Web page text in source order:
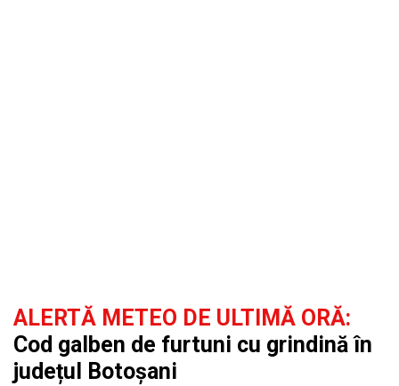
ALERTĂ METEO DE ULTIMĂ ORĂ:
Cod galben de furtuni cu grindină în
județul Botoșani